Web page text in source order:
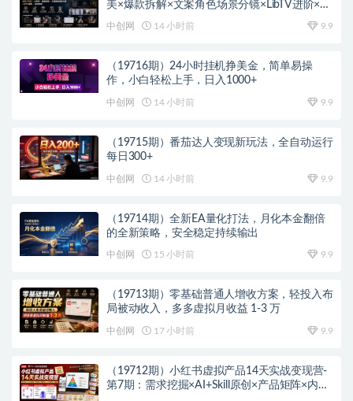
美×爆款拆解×文案角色场景分镜×LibTV进阶×站
中创网 14 小时前 9.9
（19716期）24小时挂机挣美金，简单易操
作，小白轻松上手，日入1000+
中创网 14 小时前 9.9
（19715期）番茄达人变现新玩法，全自动运行
每日300+
中创网 14 小时前 9.9
（19714期）全新EA量化打法，月化本金翻倍
的全新策略，安全稳定持续输出
中创网 15 小时前 9.9
（19713期）零基础普通人增收方案，轻投入布
局被动收入，多多虚拟月收益 1-3 万
中创网 17 小时前 9.9
（19712期）小红书虚拟产品14天实战变现营-
第7期：需求挖掘×AI+Skill原创×产品矩阵×内容